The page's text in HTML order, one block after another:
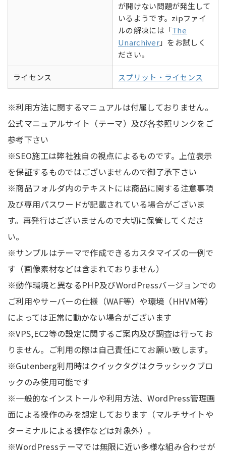
が開けない問題が発生して
いるようです。zipファイ
ルの解凍には「The
Unarchiver」をお試しく
ださい。
ライセンス スプリット・ライセンス
※利用方法に関するマニュアルは付属しておりません。
公式マニュアルサイト（テーマ）及び各参照リンクをご
参考下さい
※SEO施工は弊社独自の視点によるものです。上位表示
を保証するものではございませんので御了承下さい
※商品フォルダ内のテキストには商品に関する注意事項
及び専用パスワードが記載されている場合がございま
す。再発行はございませんので大切に保管してくださ
い。
※サンプルはテーマで作成できるカスタマイズの一例で
す（画像素材などは含まれておりません）
※動作環境と異なるPHP及びWordPressバージョンでの
ご利用やサーバーの仕様（WAF等）や環境（HHVM等）
によっては正常に動かない場合がございます
※VPS,EC2等の設定に関するご案内及び調査は行ってお
りません。ご利用の際は自己責任にてお願い致します。
※Gutenberg利用時はクイックタグはクラッシックブロ
ックのみ使用可能です
※一般的なインストールや利用方法、WordPress管理画
面による操作のみを想定しております（マルチサイトや
ターミナルによる操作などは対象外）。
※WordPressテーマでは無限に近い多様な組み合わせが